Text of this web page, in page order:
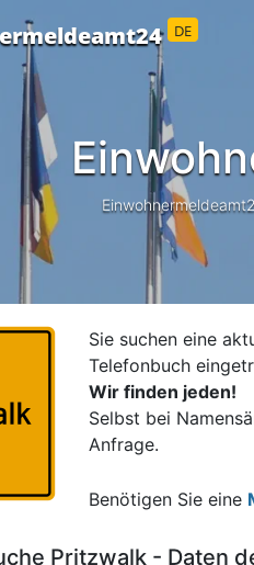
DE
Sie suchen eine
Telefonbuch
Wir finden jeden!
Selbst bei
Anfrage.
Benötigen Sie eine
Pritzwalk - Daten